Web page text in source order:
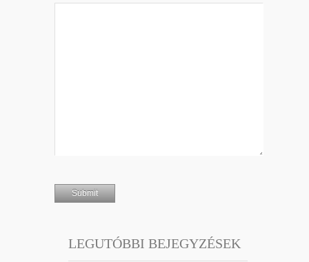
LEGUTÓBBI BEJEGYZÉSEK